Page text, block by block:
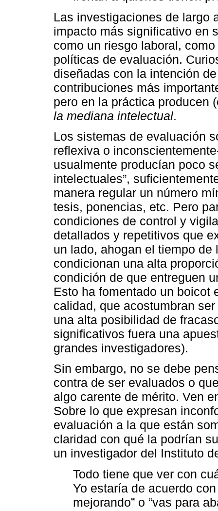
Las investigaciones de largo
impacto más significativo en
como un riesgo laboral,
políticas de evaluación.
diseñadas con la intención
contribuciones más
pero en la práctica producen
la mediana intelectual.
Los sistemas de evaluación
reflexiva o
usualmente producían poco
intelectuales”,
manera regular un número
tesis, ponencias, etc. Pero
condiciones de control y
detallados y repetitivos que
un lado, ahogan el tiempo
condicionan una alta
condición de que entreguen
Esto ha fomentado un boicot
calidad, que acostumbran
una alta posibilidad de
significativos fuera una
grandes investigadores).
Sin embargo, no se debe
contra de ser evaluados o
algo carente de mérito. Ven
Sobre lo que expresan
evaluación a la que están
claridad con qué la podrían
un investigador del Instituto
Todo tiene que ver con
Yo estaría de acuerdo
mejorando” o “vas para